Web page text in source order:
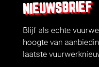
NIEUWSBRIEF
Blijf als echte
hoogte van
laatste